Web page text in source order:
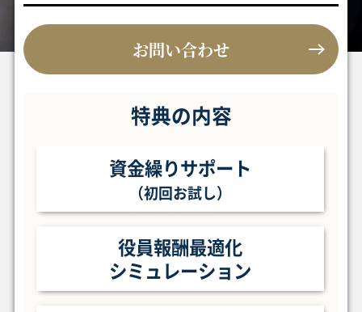
お問い合わせ
特典の内容
資金繰りサポート
（初回お試し）
役員報酬最適化
シミュレーション